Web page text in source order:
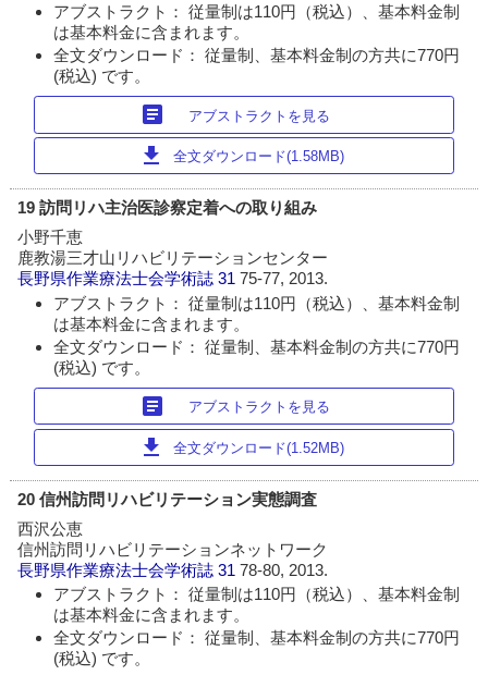
アブストラクト： 従量制は110円（税込）、基本料金制
は基本料金に含まれます。
全文ダウンロード： 従量制、基本料金制の方共に770円
(税込) です。
article アブストラクトを見る
download 全文ダウンロード(1.58MB)
19 訪問リハ主治医診察定着への取り組み
小野千恵
鹿教湯三才山リハビリテーションセンター
長野県作業療法士会学術誌 3175-77, 2013.
アブストラクト： 従量制は110円（税込）、基本料金制
は基本料金に含まれます。
全文ダウンロード： 従量制、基本料金制の方共に770円
(税込) です。
article アブストラクトを見る
download 全文ダウンロード(1.52MB)
20 信州訪問リハビリテーション実態調査
西沢公恵
信州訪問リハビリテーションネットワーク
長野県作業療法士会学術誌 3178-80, 2013.
アブストラクト： 従量制は110円（税込）、基本料金制
は基本料金に含まれます。
全文ダウンロード： 従量制、基本料金制の方共に770円
(税込) です。